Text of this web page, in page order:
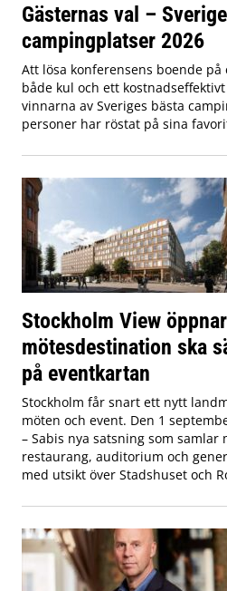
Gästernas val –
campingplatser 2026
Att lösa konferensens boende på
både kul och ett
vinnarna av Sveriges bästa
personer har röstat på sina
Stockholm View
mötesdestination ska
på eventkartan
Stockholm får snart ett nytt
möten och event. Den 1
– Sabis nya satsning som samlar
restaurang, auditorium och
med utsikt över Stadshuset och